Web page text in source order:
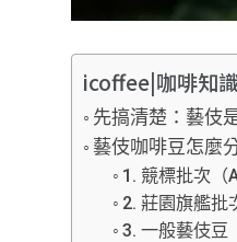
icoffee|咖啡知
先搞清楚：藝伎
藝伎咖啡豆怎麼
1. 競標批次（
2. 莊園旗艦批
3. 一般藝伎豆